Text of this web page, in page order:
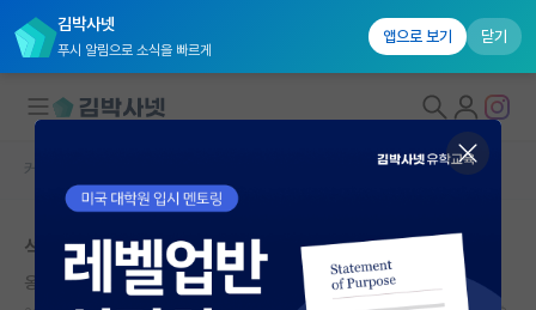
김박사넷
푸시 알림으로 소식을 빠르게
앱으로 보기 닫기
대학원생 모집
국내대학원 정보
연구실&오픈랩
커뮤니티 홈
석사 or 박사 후 취업하려는데 학교명성? 연구분야?
옹졸한 아르키메데스